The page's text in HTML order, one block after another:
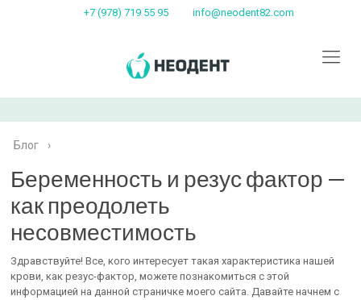
+7 (978) 719 55 95 info@neodent82.com
Блог ›
Беременность и резус фактор —
как преодолеть
несовместимость
Здравствуйте! Все, кого интересует такая характеристика нашей
крови, как резус-фактор, можете познакомиться с этой
информацией на данной страничке моего сайта. Давайте начнем с